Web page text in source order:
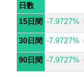
日数
15日間 -7.9727%
30日間 -7.9727%
90日間 -7.9727%